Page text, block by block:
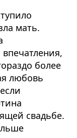
мать.
более
любовь
свадьбе.